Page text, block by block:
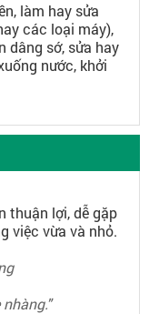
làm hay sửa
các loại máy),
dâng sớ, sửa hay
nước, khởi
thuận lợi, dễ gặp
việc vừa và nhỏ.